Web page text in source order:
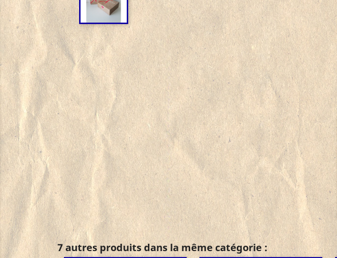
7 autres produits dans la même catégorie :